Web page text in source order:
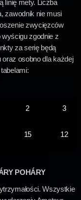
linię mety. Liczba
zawodnik nie musi
zwycięzców
zgodnie z
za serię będą
osobno dla każdej
2 3
15 12
POHÁRY
Wszystkie